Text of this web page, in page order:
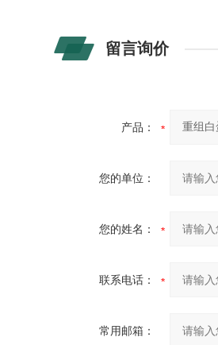
留言询价
产品：
您的单位：
您的姓名：
联系电话：
常用邮箱：